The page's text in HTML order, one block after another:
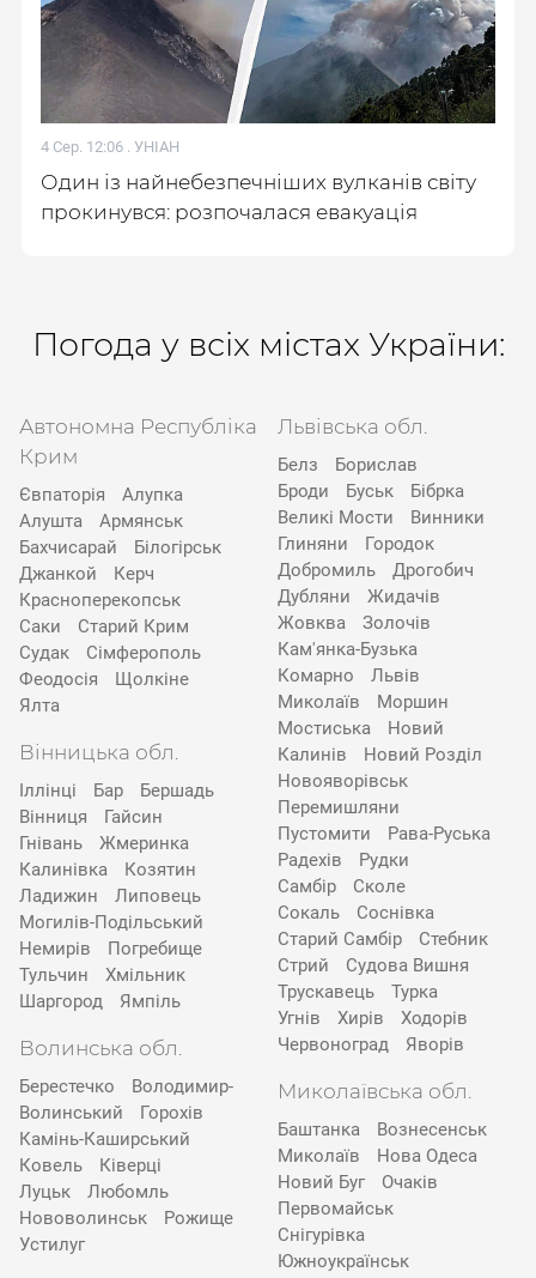
4 Сер. 12:06 . УНІАН
Один із найнебезпечніших вулканів світу
прокинувся: розпочалася евакуація
Погода у всіх містах України:
Автономна Республіка
Крим
Євпаторія
Алупка
Алушта
Армянськ
Бахчисарай
Білогірськ
Джанкой
Керч
Красноперекопськ
Саки
Старий Крим
Судак
Сімферополь
Феодосія
Щолкіне
Ялта
Вінницька обл.
Іллінці Бар
Бершадь
Вінниця
Гайсин
Гнівань
Жмеринка
Калинівка
Козятин
Ладижин
Липовець
Могилів-Подільський
Немирів
Погребище
Тульчин
Хмільник
Шаргород
Ямпіль
Волинська обл.
Берестечко
Володимир-
Волинський
Горохів
Камінь-Каширський
Ковель
Ківерці
Луцьк
Любомль
Нововолинськ
Рожище
Устилуг
Львівська обл.
Белз
Борислав
Броди
Буськ
Бібрка
Великі Мости
Винники
Глиняни
Городок
Добромиль
Дрогобич
Дубляни
Жидачів
Жовква
Золочів
Кам'янка-Бузька
Комарно
Львів
Миколаїв
Моршин
Мостиська
Новий
Калинів
Новий Розділ
Новояворівськ
Перемишляни
Пустомити
Рава-Руська
Радехів
Рудки
Самбір
Сколе
Сокаль
Соснівка
Старий Самбір
Стебник
Стрий
Судова Вишня
Трускавець
Турка
Угнів
Хирів
Ходорів
Червоноград
Яворів
Миколаївська обл.
Баштанка
Вознесенськ
Миколаїв
Нова Одеса
Новий Буг
Очаків
Первомайськ
Снігурівка
Южноукраїнськ